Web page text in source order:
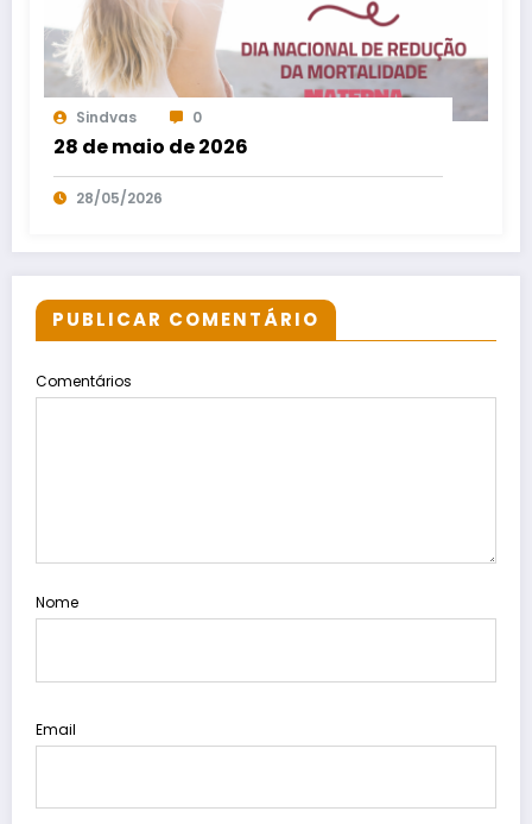
Sindvas 0
28 de maio de 2026
28/05/2026
PUBLICAR COMENTÁRIO
Comentários
Nome
Email